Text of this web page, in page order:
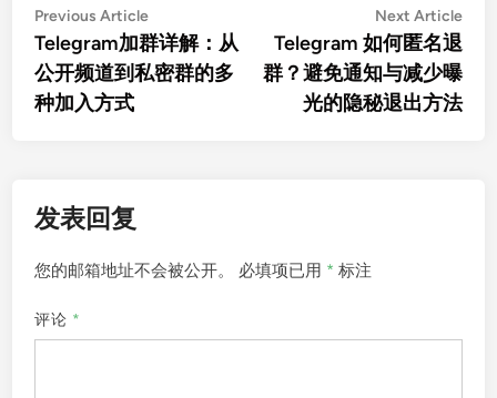
文
章
导
航
Previous ArticlePrevious
article:
Telegram加群详解：从
公开频道到私密群的多
种加入方式
Next Article
Telegram 如何匿名退
群？避免通知与减少曝
光的隐秘退出方法
发表回复
您的邮箱地址不会被公开。 必填项已用 * 标注
评论 *